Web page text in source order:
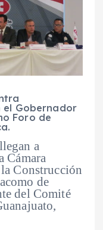
Gobernador
Foro de
.
a
Cámara
Construcción
de
del Comité